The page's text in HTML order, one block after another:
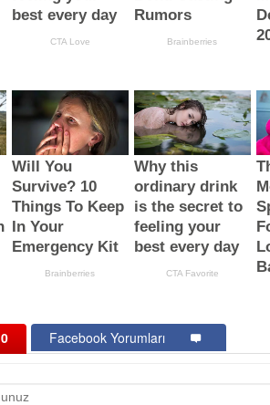
0 Facebook Yorumları